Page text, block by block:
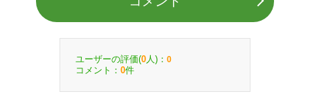
ユーザーの評価(0 人)： 0
コメント： 0件